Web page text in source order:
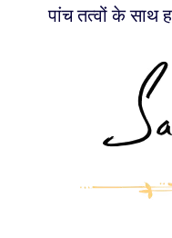
पांच तत्वों के साथ